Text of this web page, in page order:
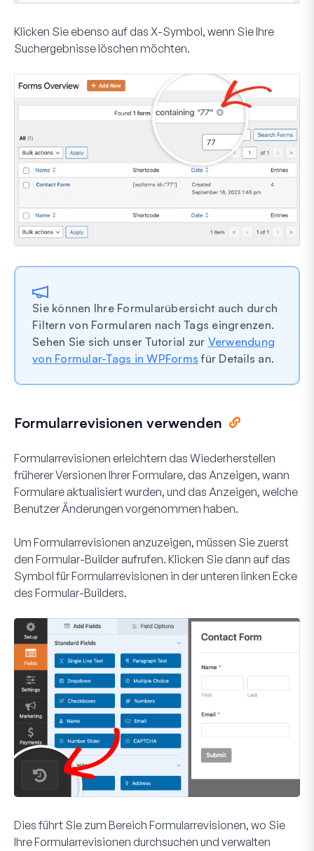
Klicken Sie ebenso auf das X-Symbol, wenn Sie Ihre
Suchergebnisse löschen möchten.
Sie können Ihre Formularübersicht auch durch
Filtern von Formularen nach Tags eingrenzen.
Sehen Sie sich unser Tutorial zur Verwendung
von Formular-Tags in WPForms für Details an.
Formularrevisionen verwenden
Formularrevisionen erleichtern das Wiederherstellen
früherer Versionen Ihrer Formulare, das Anzeigen, wann
Formulare aktualisiert wurden, und das Anzeigen, welche
Benutzer Änderungen vorgenommen haben.
Um Formularrevisionen anzuzeigen, müssen Sie zuerst
den Formular-Builder aufrufen. Klicken Sie dann auf das
Symbol für Formularrevisionen in der unteren linken Ecke
des Formular-Builders.
Dies führt Sie zum Bereich Formularrevisionen, wo Sie
Ihre Formularrevisionen durchsuchen und verwalten